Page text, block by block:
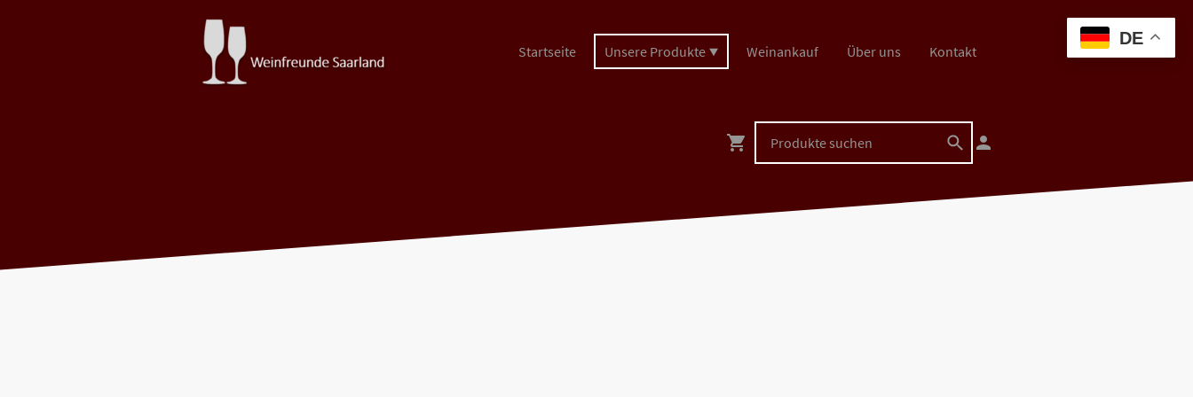
Startseite Unsere Produkte Weinankauf Über uns Kontakt
DE